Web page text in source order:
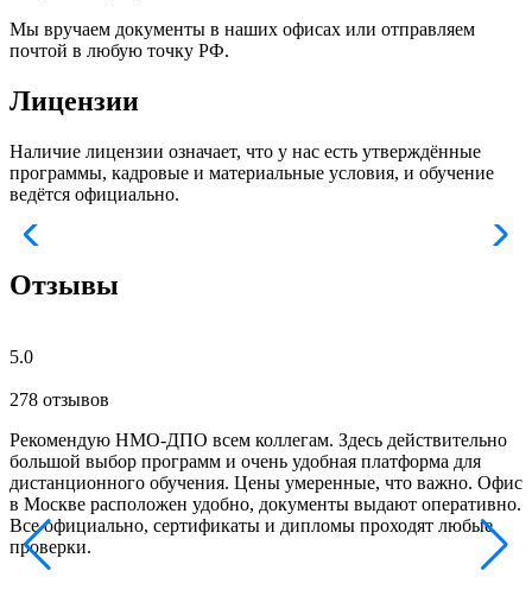
Мы вручаем документы в наших офисах или отправляем
почтой в любую точку РФ.
Лицензии
Наличие лицензии означает, что у нас есть утверждённые
программы, кадровые и материальные условия, и обучение
ведётся официально.
Отзывы
5.0
278 отзывов
Рекомендую НМО-ДПО всем коллегам. Здесь действительно
большой выбор программ и очень удобная платформа для
дистанционного обучения. Цены умеренные, что важно. Офис
в Москве расположен удобно, документы выдают оперативно.
Все официально, сертификаты и дипломы проходят любые
проверки.